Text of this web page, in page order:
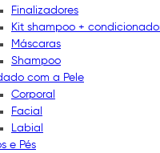
Finalizadores
Kit shampoo +
Máscaras
Shampoo
com a Pele
Corporal
Facial
Labial
e Pés